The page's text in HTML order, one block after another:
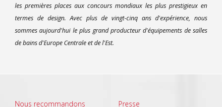
les premières places aux concours mondiaux les plus prestigieux en
termes de design. Avec plus de vingt-cinq ans d'expérience, nous
sommes aujourd'hui le plus grand producteur d'équipements de salles
de bains d'Europe Centrale et de l'Est.
Nous recommandons Presse